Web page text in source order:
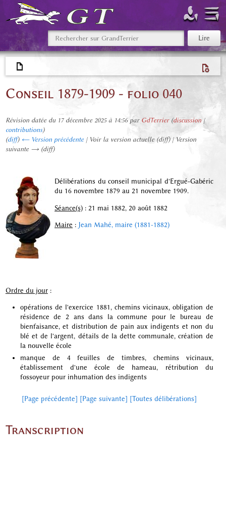
Conseil 1879-1909 - folio 040
Révision datée du 17 décembre 2025 à 14:56 par GdTerrier (discussion|
contributions)
(diff) ← Version précédente| Voir la version actuelle (diff) | Version
suivante → (diff)
Délibérations du conseil municipal d'Ergué-Gabéric
du 16 novembre 1879 au 21 novembre 1909.
Séance(s) : 21 mai 1882, 20 août 1882
Maire : Jean Mahé, maire (1881-1882)
Ordre du jour:
opérations de l'exercice 1881, chemins vicinaux, obligation de
résidence de 2 ans dans la commune pour le bureau de
bienfaisance, et distribution de pain aux indigents et non du
blé et de l'argent, détails de la dette communale, création de
la nouvelle école
manque de 4 feuilles de timbres, chemins vicinaux,
établissement d'une école de hameau, rétribution du
fossoyeur pour inhumation des indigents
[Page précédente] [Page suivante] [Toutes délibérations]
Transcription